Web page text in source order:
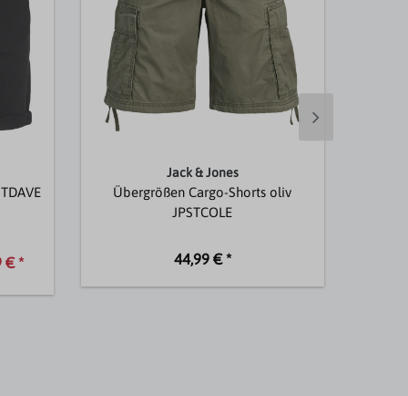
€ *
Jack & Jones
Übergrößen Cargo-Shorts oliv
JPSTCOLE
44,99 € *